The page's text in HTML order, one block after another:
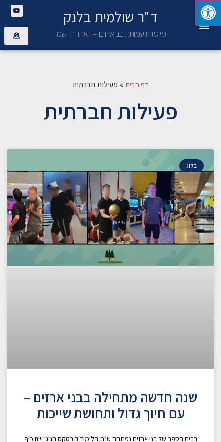
ד"ר שולמית בלנק
מייסדת עמותת בני ארזים – האתר הרשמי
דף הבית » פעילות חברתית
פעילות חברתית
בלוג
שנה חדשה מתחילה בבני ארזים –
עם חיוך גדול ותחושת שייכות
בבית הספר של בני ארזים נפתחה שנת הלימודים בטקס חגיגי ויום כיף